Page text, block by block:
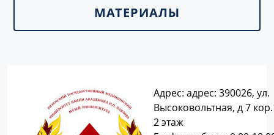
МАТЕРИАЛЫ
Адрес: адрес: 390026, ул.
Высоковольтная, д 7
2 этаж